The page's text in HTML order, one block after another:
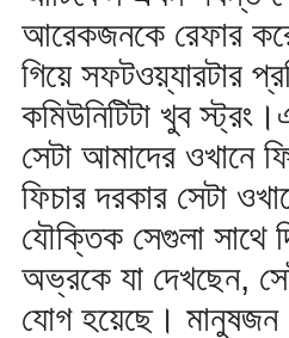
আরেকজনকে রেফার
গিয়ে সফটওয়্যারটার
কমিউনিটিটা খুব
সেটা আমাদের ওখানে
ফিচার দরকার সেটা
যৌক্তিক সেগুলা সাথে
অভ্রকে যা দেখছেন,
যোগ হয়েছে। মানুষজন